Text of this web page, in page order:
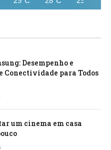
Desempenho e
Conectividade para Todos
um cinema em casa